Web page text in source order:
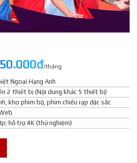
/tháng
Ngoại Hạng Anh
2 thiết bị (Nội dung khác 5 thiết bị)
kho phim bộ, phim chiếu rạp đặc sắc
hỗ trợ 4K (thử nghiệm)